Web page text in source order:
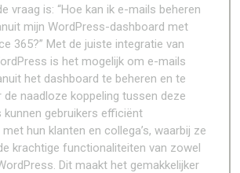
vraag is: “Hoe kan ik e-mails beheren
mijn WordPress-dashboard met
365?” Met de juiste integratie van
is het mogelijk om e-mails
het dashboard te beheren en te
de naadloze koppeling tussen deze
gebruikers efficiënt
hun klanten en collega’s, waarbij ze
krachtige functionaliteiten van zowel
Dit maakt het gemakkelijker